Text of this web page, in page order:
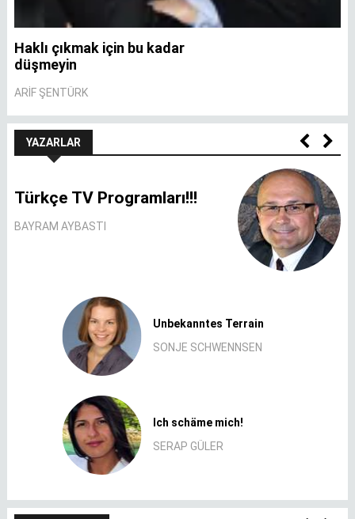
Haklı çıkmak için bu kadar
düşmeyin
ARIF ŞENTÜRK
YAZARLAR
Türkçe TV Programları!!!
BAYRAM AYBASTI
Unbekanntes Terrain
SONJE SCHWENNSEN
Ich schäme mich!
SERAP GÜLER